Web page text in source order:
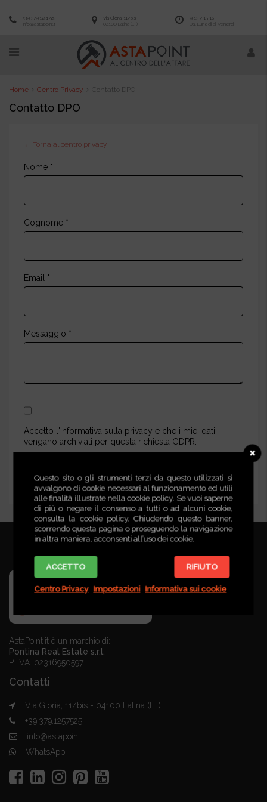
9-13 / 15-18
Dal Lunedì al Venerdì
Via Gloria, 11/bis
04100 Latina (LT)
+39.379.1251725
info@astapoint.it
Home Centro Privacy Contatto DPO
Contatto DPO
← Torna al centro privacy
Nome *
Cognome *
Email *
Messaggio *
Accetto l'informativa sulla privacy e che i miei dati
vengano archiviati per questa richiesta GDPR.
AstaPoint.it è un marchio di:
Pontina Real Estate s.r.l.
P. IVA. 02316950597
Contatti
Via Gloria, 11/bis - 04100 Latina (LT)
+39.379.1257525
info@astapoint.it
WhatsApp
Questo sito o gli strumenti terzi da questo utilizzati si
avvalgono di cookie necessari al funzionamento ed utili
alle finalità illustrate nella cookie policy. Se vuoi saperne
di più o negare il consenso a tutti o ad alcuni cookie,
consulta la cookie policy. Chiudendo questo banner,
scorrendo questa pagina o proseguendo la navigazione
in altra maniera, acconsenti all’uso dei cookie.
ACCETTO RIFIUTO
Centro Privacy Impostazioni Informativa sui cookie